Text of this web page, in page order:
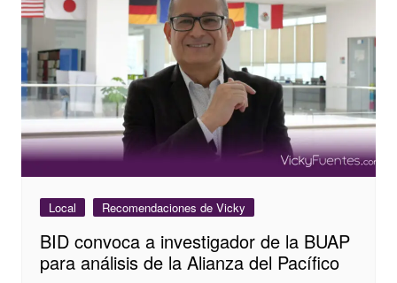
Local Recomendaciones de Vicky
BID convoca a investigador de la BUAP
para análisis de la Alianza del Pacífico